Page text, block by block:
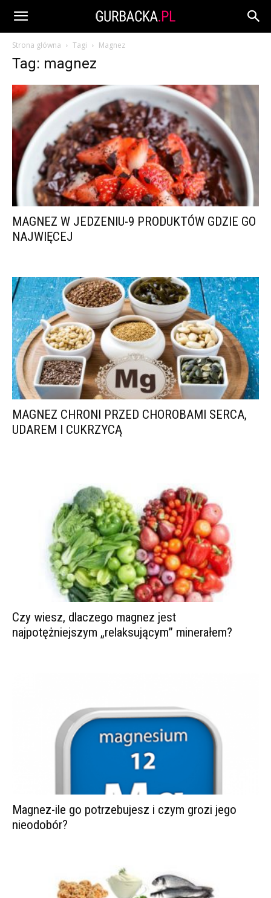
Strona główna Tagi Magnez
Tag: magnez
MAGNEZ W JEDZENIU-9 PRODUKTÓW GDZIE GO
NAJWIĘCEJ
MAGNEZ CHRONI PRZED CHOROBAMI SERCA,
UDAREM I CUKRZYCĄ
Czy wiesz, dlaczego magnez jest
najpotężniejszym „relaksującym” minerałem?
Magnez-ile go potrzebujesz i czym grozi jego
nieodobór?